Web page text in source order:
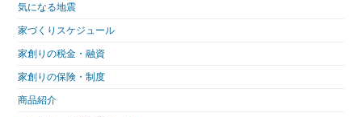
気になる地震
家づくりスケジュール
家創りの税金・融資
家創りの保険・制度
商品紹介